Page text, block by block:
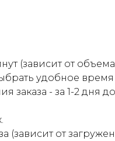
(зависит от
удобное
заказа - за 1-2 дня
(зависит от